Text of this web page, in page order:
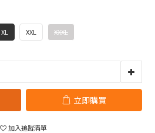
XL XXL XXXL
立即購買
加入追蹤清單